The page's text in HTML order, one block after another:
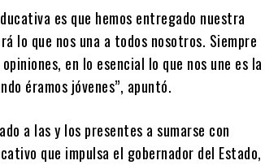
es que hemos entregado nuestra
lo que nos una a todos nosotros. Siempre
en lo esencial lo que nos une es la
éramos jóvenes”, apuntó.
a las y los presentes a sumarse con
que impulsa el gobernador del Estado,